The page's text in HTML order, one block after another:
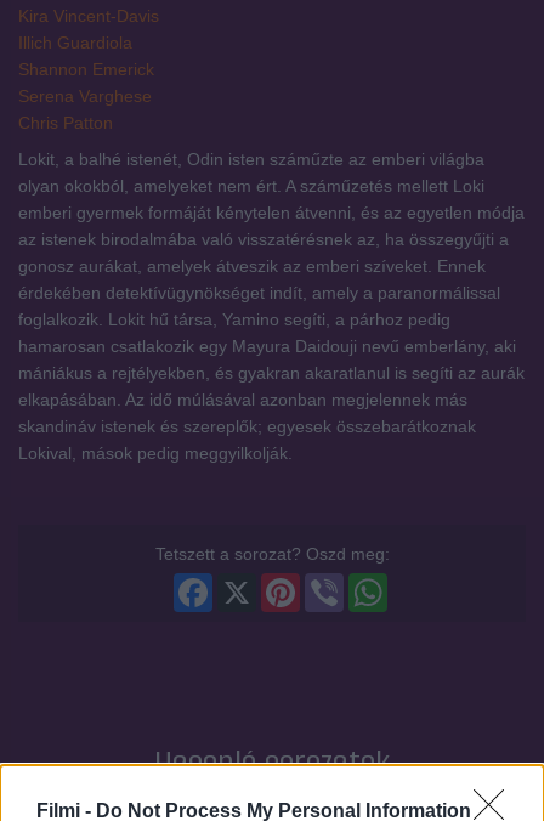
Filmi - Do Not Process My Personal Information
Kira Vincent-Davis
Illich Guardiola
Shannon Emerick
Serena Varghese
Chris Patton
Lokit, a balhé istenét, Odin isten száműzte az emberi világba
olyan okokból, amelyeket nem ért. A száműzetés mellett Loki
emberi gyermek formáját kénytelen átvenni, és az egyetlen módja
az istenek birodalmába való visszatérésnek az, ha összegyűjti a
gonosz aurákat, amelyek átveszik az emberi szíveket. Ennek
érdekében detektívügynökséget indít, amely a paranormálissal
foglalkozik. Lokit hű társa, Yamino segíti, a párhoz pedig
hamarosan csatlakozik egy Mayura Daidouji nevű emberlány, aki
mániákus a rejtélyekben, és gyakran akaratlanul is segíti az aurák
elkapásában. Az idő múlásával azonban megjelennek más
skandináv istenek és szereplők; egyesek összebarátkoznak
Lokival, mások pedig meggyilkolják.
Tetszett a sorozat? Oszd meg:
Viber
Pinterest
Facebook
Hasonló sorozatok